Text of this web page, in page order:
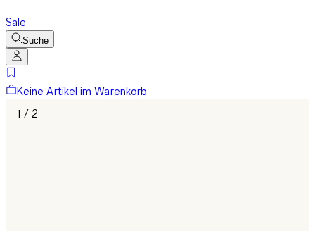
Sale
Suche
Keine Artikel im Warenkorb
1 / 2